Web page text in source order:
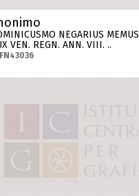
NEGARIUS MEMUS
VEN. REGN. ANN. VIII. ..